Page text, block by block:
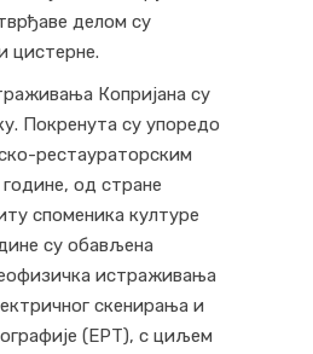
делом су
цистерне.
Копријана су
Покренута су упоредо
рестаураторским
од стране
споменика културе
су обављена
истраживања
скенирања и
(ЕРТ), с циљем